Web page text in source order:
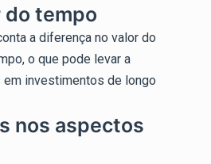
do tempo
a diferença no valor do
o que pode levar a
investimentos de longo
nos aspectos